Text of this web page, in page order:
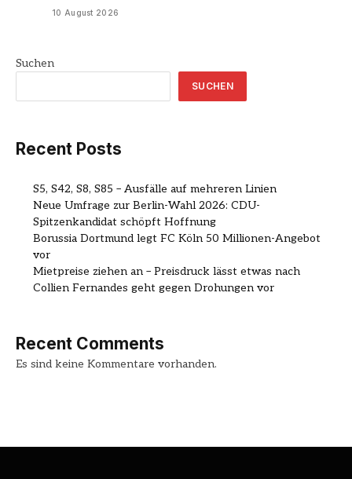
10 August 2026
Suchen
SUCHEN
Recent Posts
S5, S42, S8, S85 – Ausfälle auf mehreren Linien
Neue Umfrage zur Berlin-Wahl 2026: CDU-
Spitzenkandidat schöpft Hoffnung
Borussia Dortmund legt FC Köln 50 Millionen-Angebot
vor
Mietpreise ziehen an – Preisdruck lässt etwas nach
Collien Fernandes geht gegen Drohungen vor
Recent Comments
Es sind keine Kommentare vorhanden.